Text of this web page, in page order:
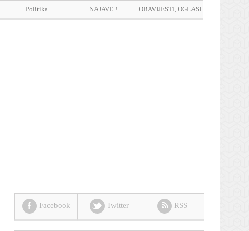
Politika NAJAVE ! OBAVIJESTI, OGLASI
Facebook Twitter RSS